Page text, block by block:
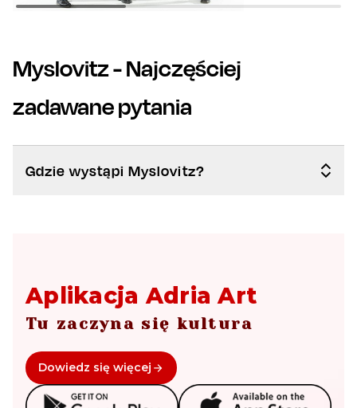
Myslovitz- Najczęściej
zadawane pytania
Gdzie wystąpi Myslovitz?
Aplikacja Adria Art
Tu zaczyna się kultura
Dowiedz się więcej